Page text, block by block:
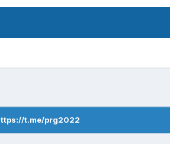
t.me/prg2022